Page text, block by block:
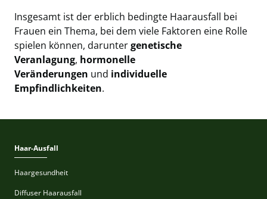
Insgesamt ist der erblich bedingte Haarausfall bei
Frauen ein Thema, bei dem viele Faktoren eine Rolle
spielen können, daruntergenetische
Veranlagung, hormonelle
Veränderungen und individuelle
Empfindlichkeiten.
Haar-Ausfall
Haargesundheit
Diffuser Haarausfall